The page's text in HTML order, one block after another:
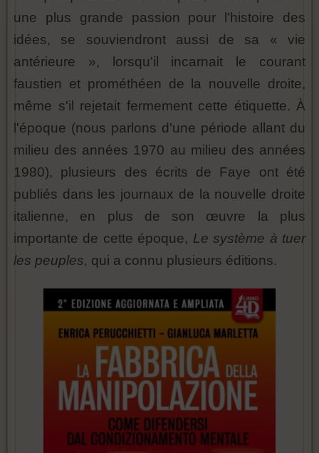
une plus grande passion pour l'histoire des
idées, se souviendront aussi de sa « vie
antérieure », lorsqu'il incarnait le courant
faustien et prométhéen de la nouvelle droite,
même s'il rejetait fermement cette étiquette. À
l'époque (nous parlons d'une période allant du
milieu des années 1970 au milieu des années
1980), plusieurs des écrits de Faye ont été
publiés dans les journaux de la nouvelle droite
italienne, en plus de son œuvre la plus
importante de cette époque, Le système à tuer
les peuples, qui a connu plusieurs éditions.